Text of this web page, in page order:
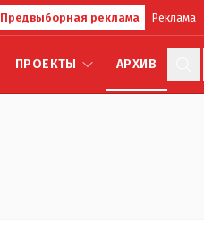
Предвыборная реклама Реклама
ПРОЕКТЫ АРХИВ